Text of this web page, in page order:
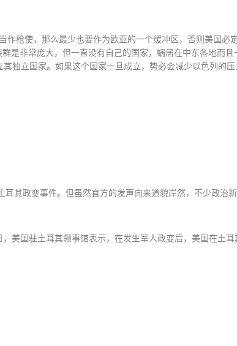
枪使，那么最少也要作为欧亚的一个缓冲区，否则美国
是非常庞大，但一直没有自己的国家，蜗居在中东各地而
独立国家。如果这个国家一旦成立，势必会减少以色列的
其政变事件。但虽然官方的发声向来道貌岸然，不少政治
，美国驻土耳其领事馆表示，在发生军人政变后，美国在土